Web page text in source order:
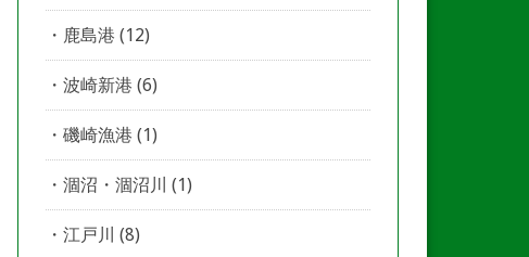
鹿島港 (12)
波崎新港 (6)
磯崎漁港 (1)
涸沼・涸沼川 (1)
江戸川 (8)